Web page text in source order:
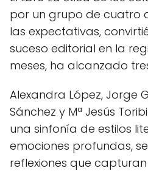
por un grupo de cuatro
las expectativas,
suceso editorial en la
meses, ha alcanzado
Alexandra López, Jorge
Sánchez y Mª Jesús
una sinfonía de estilos
emociones profundas,
reflexiones que